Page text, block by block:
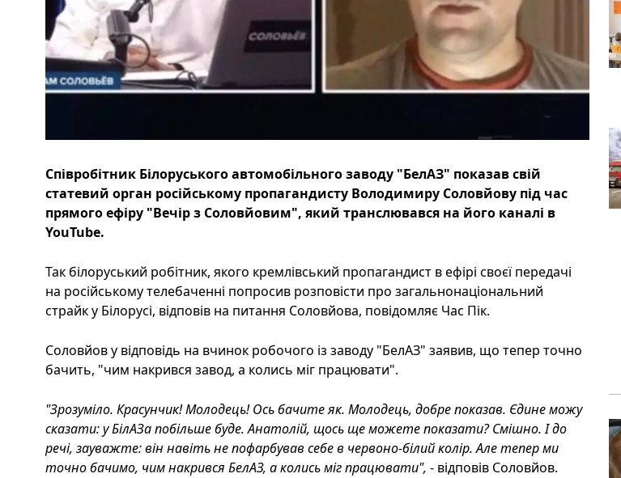
Співробітник Білоруського автомобільного заводу "БелАЗ" показав свій
статевий орган російському пропагандисту Володимиру Соловйову під час
прямого ефіру "Вечір з Соловйовим", який транслювався на його каналі в
YouTube.
Так білоруський робітник, якого кремлівський пропагандист в ефірі своєї передачі
на російському телебаченні попросив розповісти про загальнонаціональний
страйк у Білорусі, відповів на питання Соловйова, повідомляє Час Пік.
Соловйов у відповідь на вчинок робочого із заводу "БелАЗ" заявив, що тепер точно
бачить, "чим накрився завод, а колись міг працювати".
"Зрозуміло. Красунчик! Молодець! Ось бачите як. Молодець, добре показав. Єдине можу
сказати: у БілАЗа побільше буде. Анатолій, щось ще можете показати? Смішно. І до
речі, зауважте: він навіть не пофарбував себе в червоно-білий колір. Але тепер ми
точно бачимо, чим накрився БелАЗ, а колись міг працювати", - відповів Соловйов.